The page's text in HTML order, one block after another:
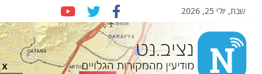
שבת, יולי 25, 2026
Nziv.net
מודיעין